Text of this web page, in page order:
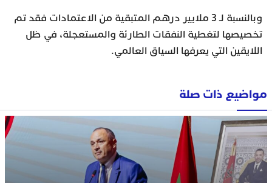
وبالنسبة لـ 3 ملايير درهم المتبقية من الاعتمادات فقد تم
تخصيصها لتغطية النفقات الطارئة والمستعجلة، في ظل
اللايقين التي يعرفها السياق العالمي.
مواضيع ذات صلة